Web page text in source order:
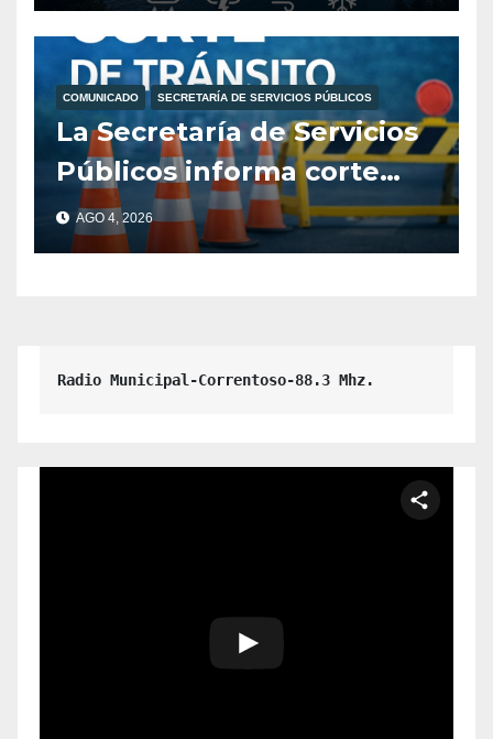
Meteorológico Nacional.
COMUNICADO SECRETARÍA DE SERVICIOS PÚBLICOS
La Secretaría de Servicios
Públicos informa corte
preventivo en Calle N.º 27
AGO 4, 2026
Radio Municipal-Correntoso-88.3 Mhz.